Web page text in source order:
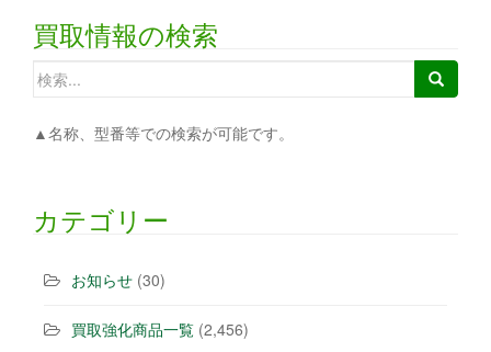
買取情報の検索
▲名称、型番等での検索が可能です。
カテゴリー
お知らせ (30)
買取強化商品一覧 (2,456)